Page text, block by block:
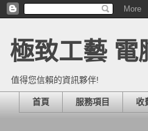
極致工藝 電
值得您信賴的資訊夥伴!
首頁 服務項目 收